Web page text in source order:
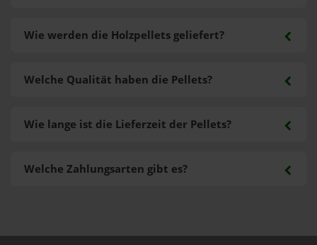
Wie werden die Holzpellets geliefert?
Welche Zahlungsarten gibt es?
Welche Qualität haben die Pellets?
Wie lange ist die Lieferzeit der Pellets?